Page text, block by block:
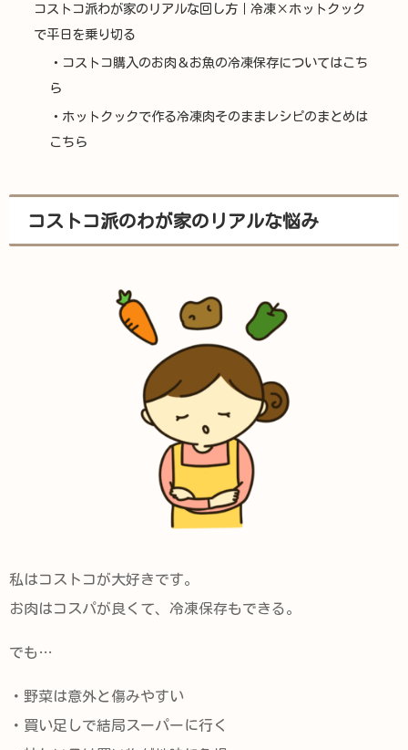
コストコ派わが家のリアルな回し方｜冷凍×ホットクック
で平日を乗り切る
・コストコ購入のお肉＆お魚の冷凍保存についてはこち
ら
・ホットクックで作る冷凍肉そのままレシピのまとめは
こちら
コストコ派のわが家のリアルな悩み
私はコストコが大好きです。
お肉はコスパが良くて、冷凍保存もできる。
でも…
・野菜は意外と傷みやすい
・買い足しで結局スーパーに行く